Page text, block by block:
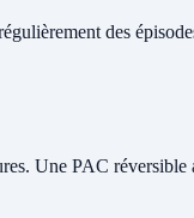
des
Une PAC